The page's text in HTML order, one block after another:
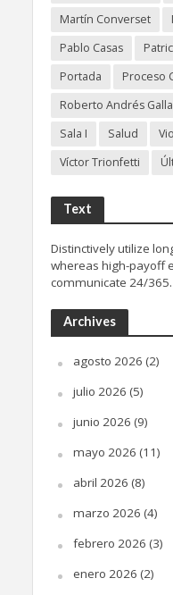
Martín Converset
Pablo Casas
Portada
Proceso
Roberto Andrés
Sala I
Salud
Víctor Trionfetti
Text
Distinctively utilize
whereas high-payoff
communicate 24/365.
Archives
agosto 2026 (2)
julio 2026 (5)
junio 2026 (9)
mayo 2026 (11)
abril 2026 (8)
marzo 2026 (4)
febrero 2026 (3)
enero 2026 (2)